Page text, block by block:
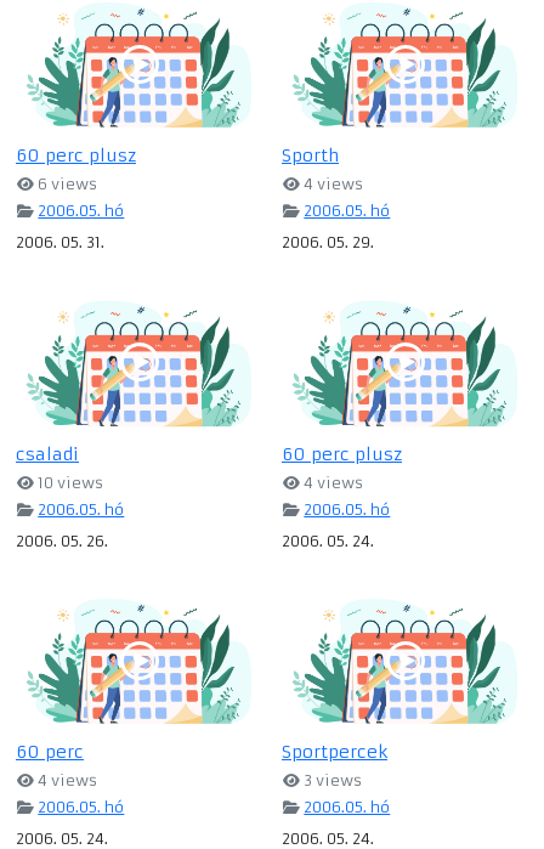
60 perc plusz
6 views
2006.05. hó
2006. 05. 31.
Sporth
4 views
2006.05. hó
2006. 05. 29.
csaladi
10 views
2006.05. hó
2006. 05. 26.
60 perc plusz
4 views
2006.05. hó
2006. 05. 24.
60 perc
4 views
2006.05. hó
2006. 05. 24.
Sportpercek
3 views
2006.05. hó
2006. 05. 24.